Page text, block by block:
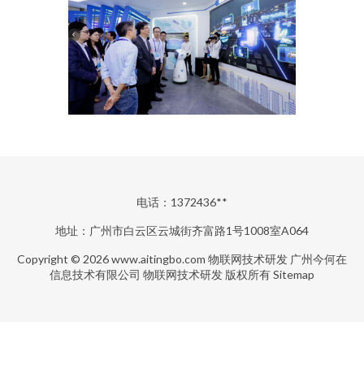
电话：1372436**
地址：广州市白云区云城街齐富路1号1008室A064
Copyright © 2026www.aitingbo.com 物联网技术研发 广州今何在
信息技术有限公司 物联网技术研发 版权所有Sitemap